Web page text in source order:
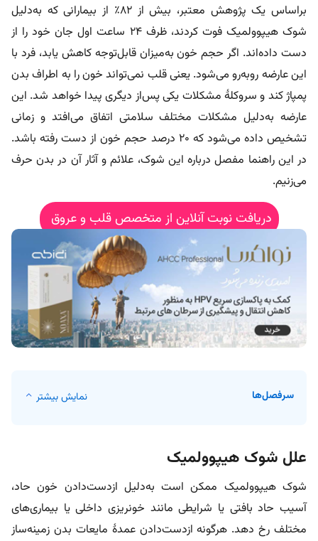
براساس یک پژوهش معتبر، بیش از ۸۲٪ از بیمارانی که به‌دلیل
شوک هیپوولمیک فوت کردند، ظرف ۲۴ ساعت اول جان خود را از
دست داده‌اند. اگر حجم خون به‌میزان قابل‌توجه کاهش یابد، فرد با
این عارضه روبه‌رو می‌شود. یعنی قلب نمی‌تواند خون را به اطراف بدن
پمپاژ کند و سروکلۀ مشکلات یکی پس‌از دیگری پیدا خواهد شد. این
عارضه به‌دلیل مشکلات مختلف سلامتی اتفاق می‌افتد و زمانی
تشخیص داده می‌شود که ۲۰ درصد حجم خون از دست رفته باشد.
در این راهنما مفصل درباره این شوک، علائم و آثار آن در بدن حرف
می‌زنیم.
دریافت نوبت آنلاین از متخصص قلب و عروق
سرفصل‌ها نمایش بیشتر
علل شوک هیپوولمیک
شوک هیپوولمیک ممکن است به‌دلیل از‌دست‌دادن خون حاد،
آسیب حاد بافتی یا شرایطی مانند خونریزی داخلی یا بیماری‌های
مختلف رخ دهد. هرگونه از‌دست‌دادن عمدۀ مایعات بدن زمینه‌ساز